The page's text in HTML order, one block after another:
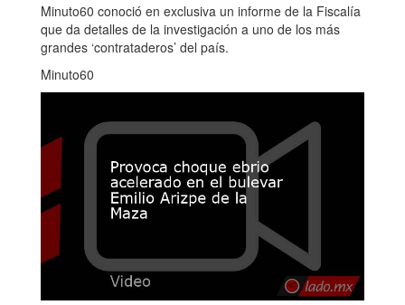
Minuto60 conoció en exclusiva un informe de la Fiscalía
que da detalles de la investigación a uno de los más
grandes ‘contrataderos’ del país.
Minuto60